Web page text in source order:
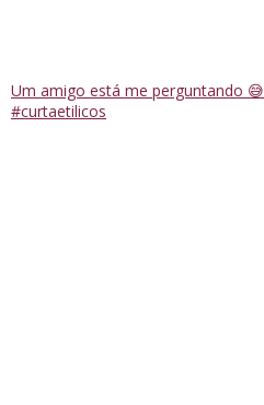
Um amigo está me perguntando 😅
#curtaetilicos